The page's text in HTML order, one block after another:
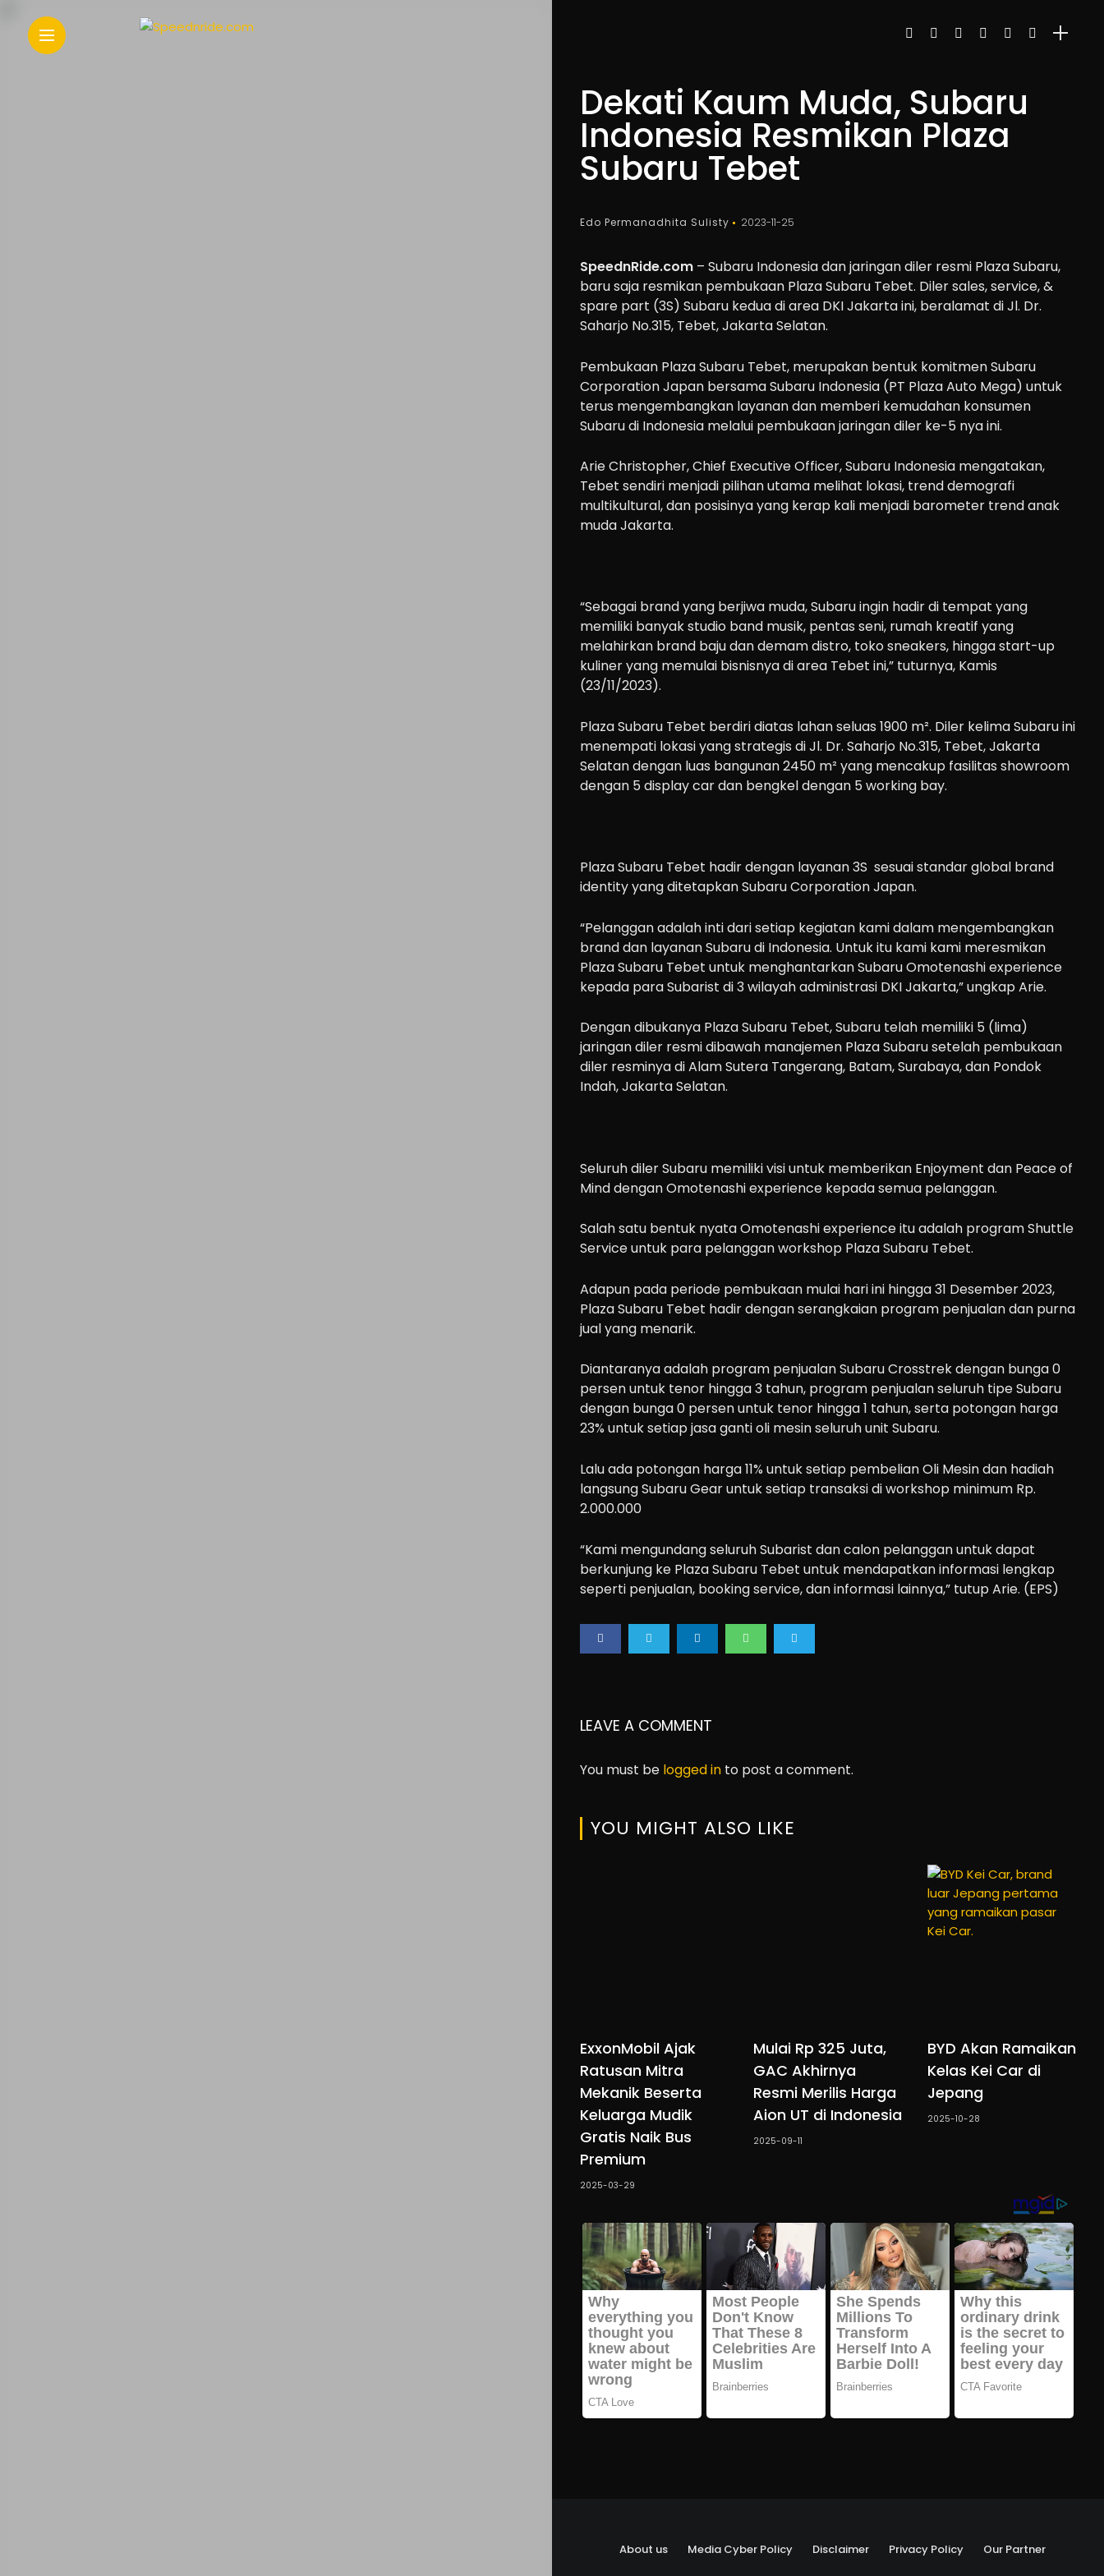
Ride
Drive
Modification
Tips
Community
Accessories
Lifestyle
About
us
Search
Dekati Kaum Muda, Subaru
Indonesia Resmikan Plaza
Subaru Tebet
Edo Permanadhita Sulisty 2023-11-25
SpeednRide.com– Subaru Indonesia dan jaringan diler resmi Plaza Subaru,
baru saja resmikan pembukaan Plaza Subaru Tebet. Diler sales, service, &
spare part (3S) Subaru kedua di area DKI Jakarta ini, beralamat di Jl. Dr.
Saharjo No.315, Tebet, Jakarta Selatan.
Pembukaan Plaza Subaru Tebet, merupakan bentuk komitmen Subaru
Corporation Japan bersama Subaru Indonesia (PT Plaza Auto Mega) untuk
terus mengembangkan layanan dan memberi kemudahan konsumen
Subaru di Indonesia melalui pembukaan jaringan diler ke-5 nya ini.
Arie Christopher, Chief Executive Officer, Subaru Indonesia mengatakan,
Tebet sendiri menjadi pilihan utama melihat lokasi, trend demografi
multikultural, dan posisinya yang kerap kali menjadi barometer trend anak
muda Jakarta.
“Sebagai brand yang berjiwa muda, Subaru ingin hadir di tempat yang
memiliki banyak studio band musik, pentas seni, rumah kreatif yang
melahirkan brand baju dan demam distro, toko sneakers, hingga start-up
kuliner yang memulai bisnisnya di area Tebet ini,” tuturnya, Kamis
(23/11/2023).
Plaza Subaru Tebet berdiri diatas lahan seluas 1900 m². Diler kelima Subaru ini
menempati lokasi yang strategis di Jl. Dr. Saharjo No.315, Tebet, Jakarta
Selatan dengan luas bangunan 2450 m² yang mencakup fasilitas showroom
dengan 5 display car dan bengkel dengan 5 working bay.
Plaza Subaru Tebet hadir dengan layanan 3S sesuai standar global brand
identity yang ditetapkan Subaru Corporation Japan.
“Pelanggan adalah inti dari setiap kegiatan kami dalam mengembangkan
brand dan layanan Subaru di Indonesia. Untuk itu kami kami meresmikan
Plaza Subaru Tebet untuk menghantarkan Subaru Omotenashi experience
kepada para Subarist di 3 wilayah administrasi DKI Jakarta,” ungkap Arie.
Dengan dibukanya Plaza Subaru Tebet, Subaru telah memiliki 5 (lima)
jaringan diler resmi dibawah manajemen Plaza Subaru setelah pembukaan
diler resminya di Alam Sutera Tangerang, Batam, Surabaya, dan Pondok
Indah, Jakarta Selatan.
Seluruh diler Subaru memiliki visi untuk memberikan Enjoyment dan Peace of
Mind dengan Omotenashi experience kepada semua pelanggan.
Salah satu bentuk nyata Omotenashi experience itu adalah program Shuttle
Service untuk para pelanggan workshop Plaza Subaru Tebet.
Adapun pada periode pembukaan mulai hari ini hingga 31 Desember 2023,
Plaza Subaru Tebet hadir dengan serangkaian program penjualan dan purna
jual yang menarik.
Diantaranya adalah program penjualan Subaru Crosstrek dengan bunga 0
persen untuk tenor hingga 3 tahun, program penjualan seluruh tipe Subaru
dengan bunga 0 persen untuk tenor hingga 1 tahun, serta potongan harga
23% untuk setiap jasa ganti oli mesin seluruh unit Subaru.
Lalu ada potongan harga 11% untuk setiap pembelian Oli Mesin dan hadiah
langsung Subaru Gear untuk setiap transaksi di workshop minimum Rp.
2.000.000
“Kami mengundang seluruh Subarist dan calon pelanggan untuk dapat
berkunjung ke Plaza Subaru Tebet untuk mendapatkan informasi lengkap
seperti penjualan, booking service, dan informasi lainnya,” tutup Arie. (EPS)
LEAVE A COMMENT
You must be logged into post a comment.
YOU MIGHT ALSO LIKE
ExxonMobil Ajak
Ratusan Mitra
Mekanik Beserta
Keluarga Mudik
Gratis Naik Bus
Premium
2025-03-29
Mulai Rp 325 Juta,
GAC Akhirnya
Resmi Merilis Harga
Aion UT di Indonesia
2025-09-11
BYD Akan Ramaikan
Kelas Kei Car di
Jepang
2025-10-28
About us Media Cyber Policy Disclaimer Privacy Policy Our Partner